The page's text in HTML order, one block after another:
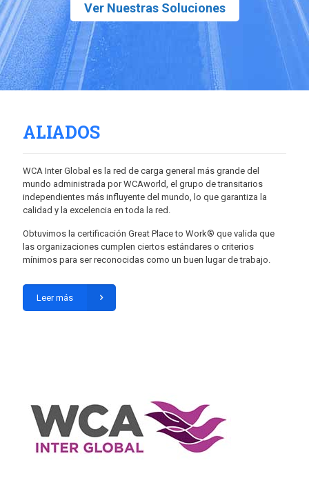
Ver Nuestras Soluciones
ALIADOS
WCA Inter Global es la red de carga general más grande del
mundo administrada por WCAworld, el grupo de transitarios
independientes más influyente del mundo, lo que garantiza la
calidad y la excelencia en toda la red.
Obtuvimos la certificación Great Place to Work® que valida que
las organizaciones cumplen ciertos estándares o criterios
mínimos para ser reconocidas como un buen lugar de trabajo.
Leer más